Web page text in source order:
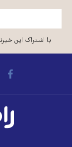
با اشتراک این